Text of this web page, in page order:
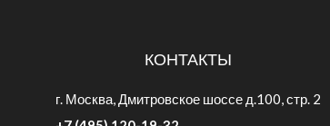
КОНТАКТЫ
г. Москва, Дмитровское шоссе д.100, стр. 2